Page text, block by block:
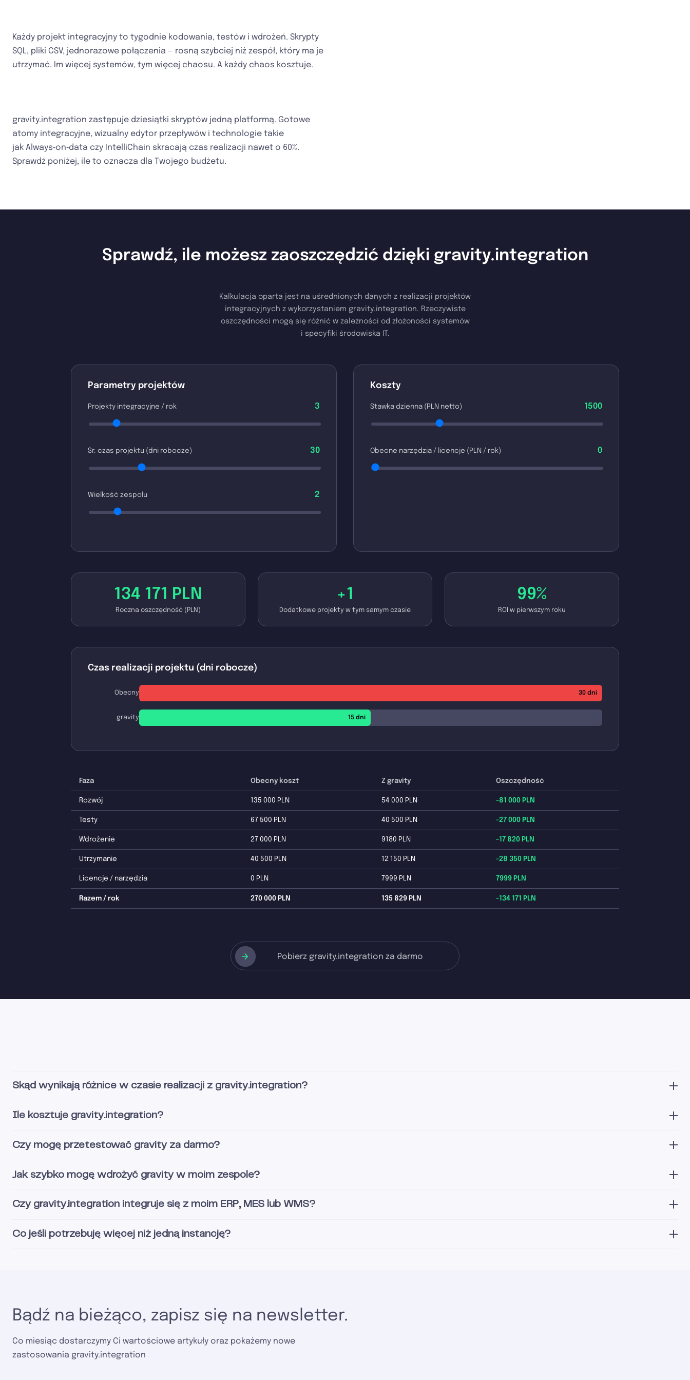
Każdy projekt integracyjny to tygodnie kodowania, testów i wdrożeń. Skrypty
SQL, pliki CSV, jednorazowe połączenia — rosną szybciej niż zespół, który ma je
utrzymać. Im więcej systemów, tym więcej chaosu. A każdy chaos kosztuje.
gravity.integration zastępuje dziesiątki skryptów jedną platformą. Gotowe
atomy integracyjne, wizualny edytor przepływów i technologie takie
jak Always‑on‑data czy IntelliChain skracają czas realizacji nawet o 60%.
Sprawdź poniżej, ile to oznacza dla Twojego budżetu.
Sprawdź, ile możesz zaoszczędzić dzięki gravity.integration
Kalkulacja oparta jest na uśrednionych danych z realizacji projektów
integracyjnych z wykorzystaniem gravity.integration. Rzeczywiste
oszczędności mogą się różnić w zależności od złożoności systemów
i specyfiki środowiska IT.
Parametry projektów
Projekty integracyjne / rok 3
Śr. czas projektu (dni robocze) 30
Wielkość zespołu 2
Koszty
Stawka dzienna (PLN netto) 1500
Obecne narzędzia / licencje (PLN / rok) 0
134 171 PLN
Roczna oszczędność (PLN)
+1
Dodatkowe projekty w tym samym czasie
99%
ROI w pierwszym roku
Czas realizacji projektu (dni robocze)
Obecny 30 dni
gravity 15 dni
Faza Obecny koszt Z gravity Oszczędność
Rozwój 135 000 PLN 54 000 PLN -81 000 PLN
Testy 67 500 PLN 40 500 PLN -27 000 PLN
Wdrożenie 27 000 PLN 9180 PLN -17 820 PLN
Utrzymanie 40 500 PLN 12 150 PLN -28 350 PLN
Licencje / narzędzia 0 PLN 7999 PLN 7999 PLN
Razem / rok 270 000 PLN 135 829 PLN -134 171 PLN
Pobierz gravity.integration za darmo
Skąd wynikają różnice w czasie realizacji z gravity.integration?
Ile kosztuje gravity.integration?
Czy mogę przetestować gravity za darmo?
Jak szybko mogę wdrożyć gravity w moim zespole?
Czy gravity.integration integruje się z moim ERP, MES lub WMS?
Co jeśli potrzebuję więcej niż jedną instancję?
Bądź na bieżąco, zapisz się na newsletter.
Co miesiąc dostarczymy Ci wartościowe artykuły oraz pokażemy nowe
zastosowania gravity.integration